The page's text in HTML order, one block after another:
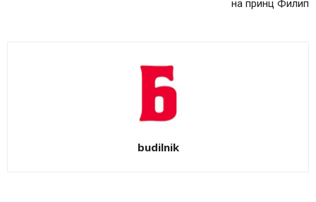
на принц Филип
budilnik